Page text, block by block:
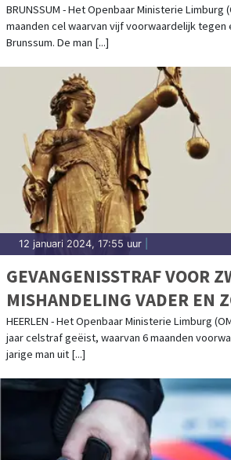
BRUNSSUM - Het Openbaar Ministerie Limburg
maanden cel waarvan vijf voorwaardelijk tegen
Brunssum. De man [...]
12 januari 2024, 17:55 uur
GEVANGENISSTRAF VOOR
MISHANDELING VADER EN
HEERLEN - Het Openbaar Ministerie Limburg
jaar celstraf geëist, waarvan 6 maanden
jarige man uit [...]